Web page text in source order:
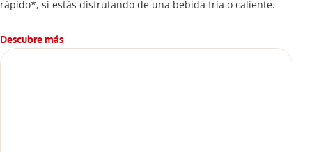
rápido*, si estás disfrutando de una bebida fría o caliente.
Descubre más